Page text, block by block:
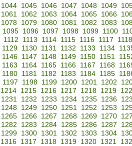
1044 1045 1046 1047 1048 1049
1061 1062 1063 1064 1065 1066
1078 1079 1080 1081 1082 1083
1095 1096 1097 1098 1099 1100
1112 1113 1114 1115 1116 1117 1118
1129 1130 1131 1132 1133 1134
1146 1147 1148 1149 1150 1151
1163 1164 1165 1166 1167 1168
1180 1181 1182 1183 1184 1185
1197 1198 1199 1200 1201 1202
1214 1215 1216 1217 1218 1219
1231 1232 1233 1234 1235 1236
1248 1249 1250 1251 1252 1253
1265 1266 1267 1268 1269 1270
1282 1283 1284 1285 1286 1287
1299 1300 1301 1302 1303 1304
1316 1317 1318 1319 1320 1321